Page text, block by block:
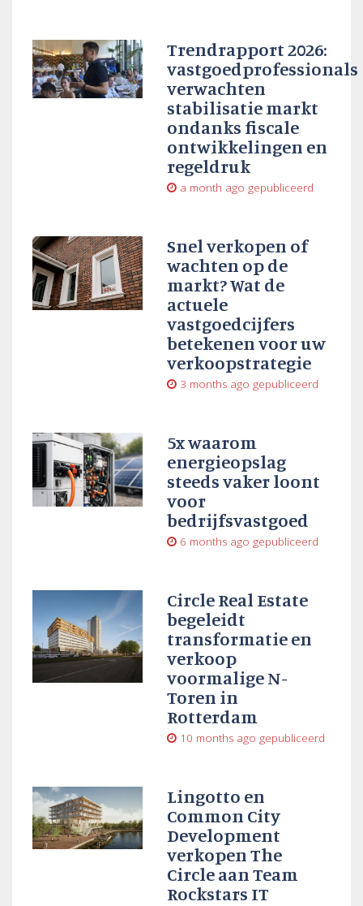
Trendrapport 2026:
vastgoedprofessionals
verwachten
stabilisatie markt
ondanks fiscale
ontwikkelingen en
regeldruk
a month ago gepubliceerd
Snel verkopen of
wachten op de
markt? Wat de
actuele
vastgoedcijfers
betekenen voor uw
verkoopstrategie
3 months ago gepubliceerd
5x waarom
energieopslag
steeds vaker loont
voor
bedrijfsvastgoed
6 months ago gepubliceerd
Circle Real Estate
begeleidt
transformatie en
verkoop
voormalige N-
Toren in
Rotterdam
10 months ago gepubliceerd
Lingotto en
Common City
Development
verkopen The
Circle aan Team
Rockstars IT